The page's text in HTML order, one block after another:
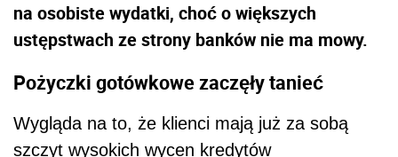
na osobiste wydatki, choć o większych
ustępstwach ze strony banków nie ma mowy.
Pożyczki gotówkowe zaczęły tanieć
Wygląda na to, że klienci mają już za sobą
szczyt wysokich wycen kredytów